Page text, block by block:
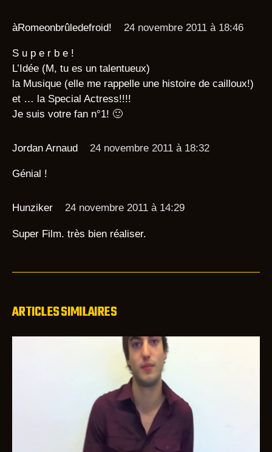
àRomeonbrûledefroid! 24 novembre 2011 à 18:46
S u p e r b e !
L’Idée (M, tu es un talentueux)
la Musique (elle me rappelle une histoire de cailloux!)
et … la Special Actress!!!!
Je suis votre fan n°1! 🙂
Jordan Arnaud 24 novembre 2011 à 18:32
Génial !
Hunziker 24 novembre 2011 à 14:29
Super Film. très bien réaliser.
ARTICLES SIMILAIRES